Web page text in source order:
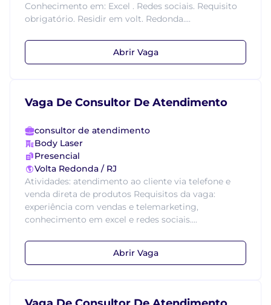
Conhecimento em: Excel . Redes sociais. Requisito
obrigatório. Residir em volt. Redonda....
Abrir Vaga
Vaga De Consultor De Atendimento
consultor de atendimento
Body Laser
Presencial
Volta Redonda / RJ
Atividades: atendimento ao cliente via telefone e
venda direta de produtos Requisitos da vaga:
experiência com vendas e telemarketing,
conhecimento em excel e redes sociais....
Abrir Vaga